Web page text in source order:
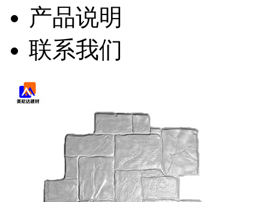
产品说明
联系我们